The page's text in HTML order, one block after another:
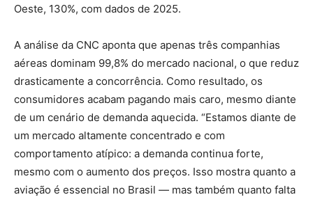
Oeste, 130%, com dados de 2025.
A análise da CNC aponta que apenas três companhias
aéreas dominam 99,8% do mercado nacional, o que reduz
drasticamente a concorrência. Como resultado, os
consumidores acabam pagando mais caro, mesmo diante
de um cenário de demanda aquecida. “Estamos diante de
um mercado altamente concentrado e com
comportamento atípico: a demanda continua forte,
mesmo com o aumento dos preços. Isso mostra quanto a
aviação é essencial no Brasil — mas também quanto falta